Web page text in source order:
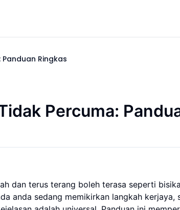
Ringkas
Percuma:
dan terus terang boleh terasa seperti
anda sedang memikirkan langkah kerjaya,